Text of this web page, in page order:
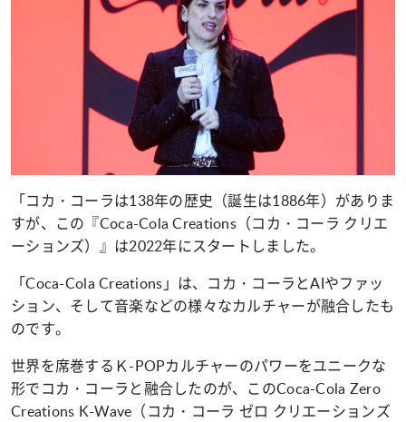
「コカ・コーラは138年の歴史（誕生は1886年）がありま
すが、この『Coca-Cola Creations（コカ・コーラ クリエ
ーションズ）』は2022年にスタートしました。
「Coca-Cola Creations」は、コカ・コーラとAIやファッ
ション、そして音楽などの様々なカルチャーが融合したも
のです。
世界を席巻するＫ-POPカルチャーのパワーをユニークな
形でコカ・コーラと融合したのが、このCoca-Cola Zero
Creations K-Wave（コカ・コーラ ゼロ クリエーションズ